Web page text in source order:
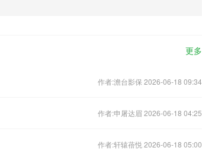
更多
作者:澹台影保 2026-06-18 09:34
作者:申屠达眉 2026-06-18 04:25
作者:轩辕蓓悦 2026-06-18 05:00